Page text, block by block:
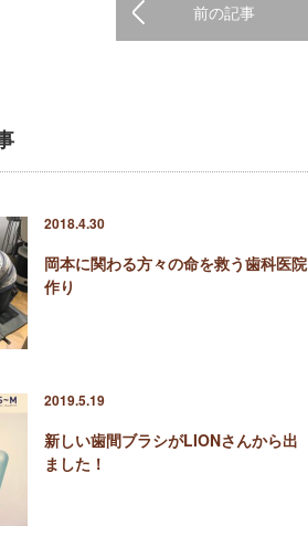
前の記事
2018.4.30
岡本に関わる方々の命を救う歯科医院
作り
2019.5.19
新しい歯間ブラシがLIONさんから出
ました！